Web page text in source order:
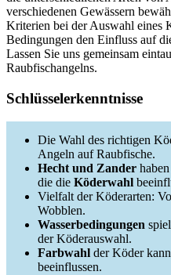
verschiedenen Gewässern
Kriterien bei der Auswahl eines
Bedingungen den Einfluss auf
Lassen Sie uns gemeinsam
Raubfischangelns.
Schlüsselerkenntnisse
Die Wahl des richtigen
Angeln auf Raubfische.
Hecht und Zander
die die Köderwahl
Vielfalt der Köderarten:
Wobblen.
Wasserbedingungen
der Köderauswahl.
Farbwahl der Köder
beeinflussen.